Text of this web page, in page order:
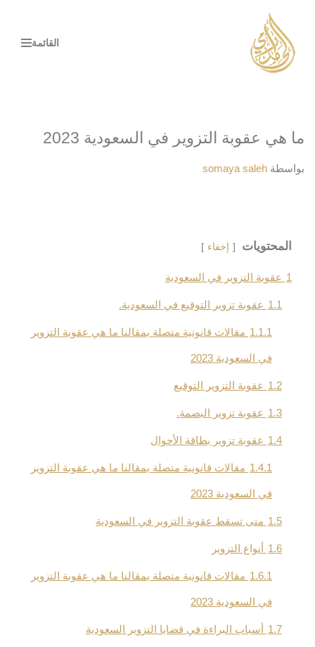
تخطى
إلى
القائمة
ما هي عقوبة التزوير في السعودية 2023
بواسطة somaya saleh
المحتويات إخفاء
1 عقوبة التزوير في السعودية
1.1 عقوبة تزوير التوقيع في السعودية.
1.1.1 مقالات قانونية متصلة بمقالنا ما هي عقوبة التزوير
في السعودية 2023
1.2 عقوبة التزوير التوقيع
1.3 عقوبة تزوير البصمة.
1.4 عقوبة تزوير بطاقة الأحوال
1.4.1 مقالات قانونية متصلة بمقالنا ما هي عقوبة التزوير
في السعودية 2023
1.5 متى تسقط عقوبة التزوير في السعودية
1.6 أنواع التزوير
1.6.1 مقالات قانونية متصلة بمقالنا ما هي عقوبة التزوير
في السعودية 2023
1.7 أسباب البراءة في قضايا التزوير السعودية